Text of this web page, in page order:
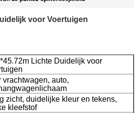
voor Voertuigen
Lichte Duidelijk voor
vrachtwagen, auto,
zicht, duidelijke kleur en tekens,
kleefstof